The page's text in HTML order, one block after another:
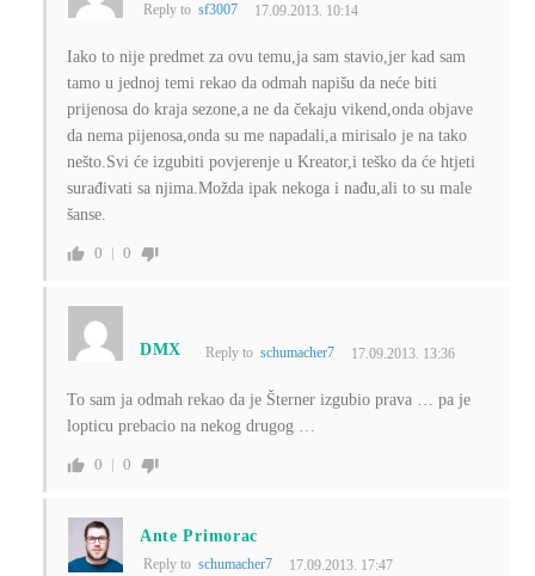
Reply to sf3007 17.09.2013. 10:14
Iako to nije predmet za ovu temu,ja sam stavio,jer kad sam
tamo u jednoj temi rekao da odmah napišu da neće biti
prijenosa do kraja sezone,a ne da čekaju vikend,onda objave
da nema pijenosa,onda su me napadali,a mirisalo je na tako
nešto.Svi će izgubiti povjerenje u Kreator,i teško da će htjeti
surađivati sa njima.Možda ipak nekoga i nađu,ali to su male
šanse.
0 0
DMX Reply toschumacher7 17.09.2013. 13:36
To sam ja odmah rekao da je Šterner izgubio prava … pa je
lopticu prebacio na nekog drugog …
0 0
Ante Primorac
Reply to schumacher7 17.09.2013. 17:47